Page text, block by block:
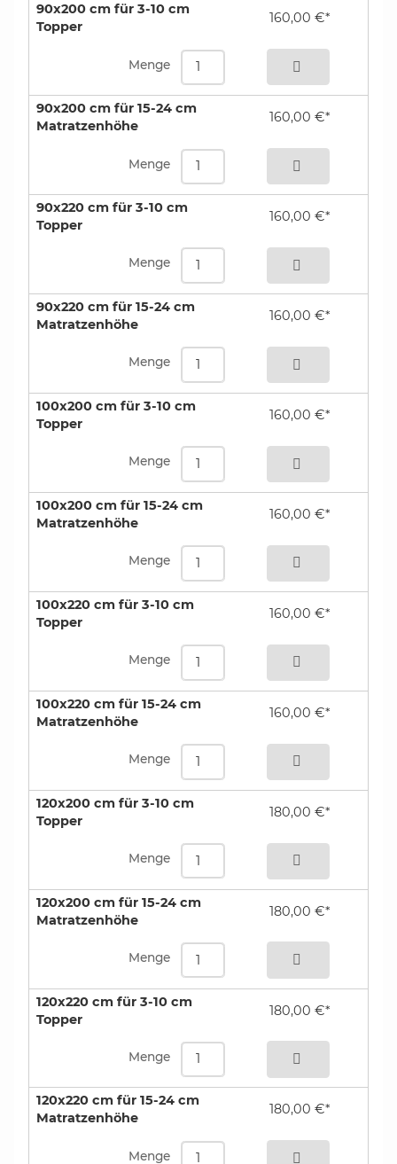
90x200 cm für 3-10 cm
Topper
Menge
160,00 €*
90x200 cm für 15-24 cm
Matratzenhöhe
Menge
160,00 €*
90x220 cm für 3-10 cm
Topper
Menge
160,00 €*
90x220 cm für 15-24 cm
Matratzenhöhe
Menge
160,00 €*
100x200 cm für 3-10 cm
Topper
Menge
160,00 €*
100x200 cm für 15-24 cm
Matratzenhöhe
Menge
160,00 €*
100x220 cm für 3-10 cm
Topper
Menge
160,00 €*
100x220 cm für 15-24 cm
Matratzenhöhe
Menge
160,00 €*
120x200 cm für 3-10 cm
Topper
Menge
180,00 €*
120x200 cm für 15-24 cm
Matratzenhöhe
Menge
180,00 €*
120x220 cm für 3-10 cm
Topper
Menge
180,00 €*
120x220 cm für 15-24 cm
Matratzenhöhe
Menge
180,00 €*